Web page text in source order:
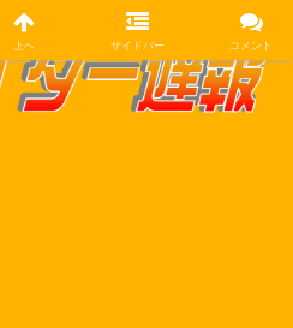
上へ サイドバー コメント